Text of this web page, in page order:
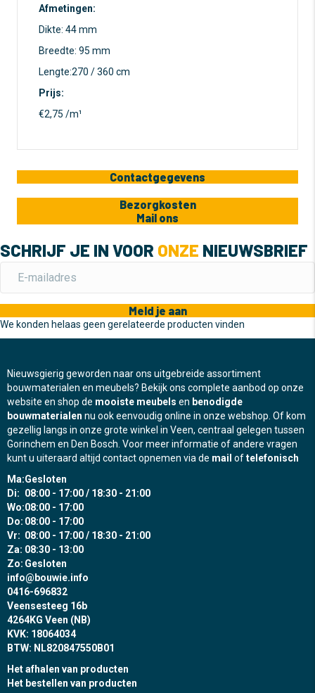
Afmetingen:
Dikte: 44 mm
Breedte: 95 mm
Lengte:270 / 360 cm
Prijs:
€2,75 /m¹
Contactgegevens
Bezorgkosten
Mail ons
SCHRIJF JE IN VOOR ONZE NIEUWSBRIEF
Meld je aan
We konden helaas geen gerelateerde producten vinden
Nieuwsgierig geworden naar ons uitgebreide assortiment
bouwmaterialen en meubels? Bekijk ons complete aanbod op onze
website en shop de mooiste meubels en benodigde
bouwmaterialen nu ook eenvoudig online in onze webshop. Of kom
gezellig langs in onze grote winkel in Veen, centraal gelegen tussen
Gorinchem en Den Bosch. Voor meer informatie of andere vragen
kunt u uiteraard altijd contact opnemen via de mail oftelefonisch
Ma:Gesloten
Di: 08:00 - 17:00 / 18:30 - 21:00
Wo:08:00 - 17:00
Do: 08:00 - 17:00
Vr: 08:00 - 17:00 / 18:30 - 21:00
Za: 08:30 - 13:00
Zo: Gesloten
info@bouwie.info
0416-696832
Veensesteeg 16b
4264KG Veen (NB)
KVK: 18064034
BTW: NL820847550B01
Het afhalen van producten
Het bestellen van producten